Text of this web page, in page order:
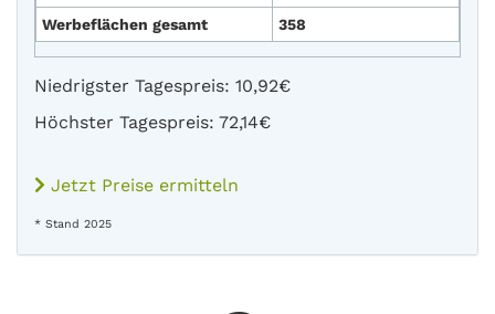
Werbeflächen gesamt
358
Niedrigster Tagespreis: 10,92€
Höchster Tagespreis: 72,14€
Jetzt Preise ermitteln
* Stand 2025